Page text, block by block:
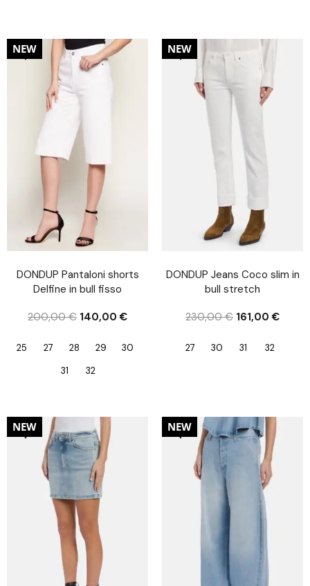
30%
NEW
DONDUP Pantaloni shorts
Delfine in bull fisso
200,00€ 140,00€
25 27 28 29
30
31
32
30%
NEW
DONDUP Jeans Coco slim in
bull stretch
230,00€ 161,00€
27 30 31 32
30%
NEW 30%
NEW